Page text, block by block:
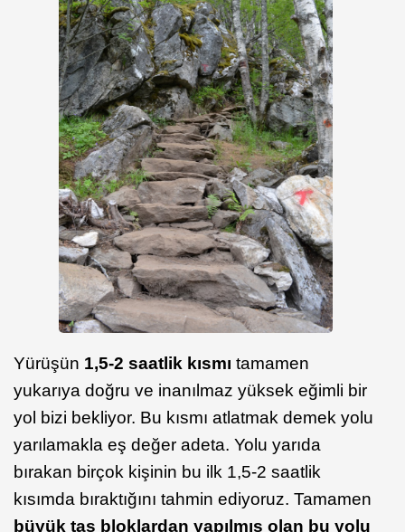
Yürüşün 1,5-2 saatlik kısmı tamamen
yukarıya doğru ve inanılmaz yüksek eğimli bir
yol bizi bekliyor. Bu kısmı atlatmak demek yolu
yarılamakla eş değer adeta. Yolu yarıda
bırakan birçok kişinin bu ilk 1,5-2 saatlik
kısımda bıraktığını tahmin ediyoruz. Tamamen
büyük taş bloklardan yapılmış olan bu yolu